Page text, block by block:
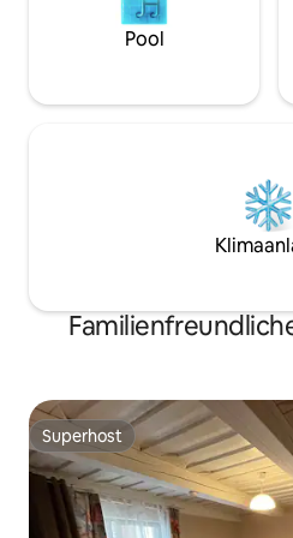
Pool
Superhost
Superhost